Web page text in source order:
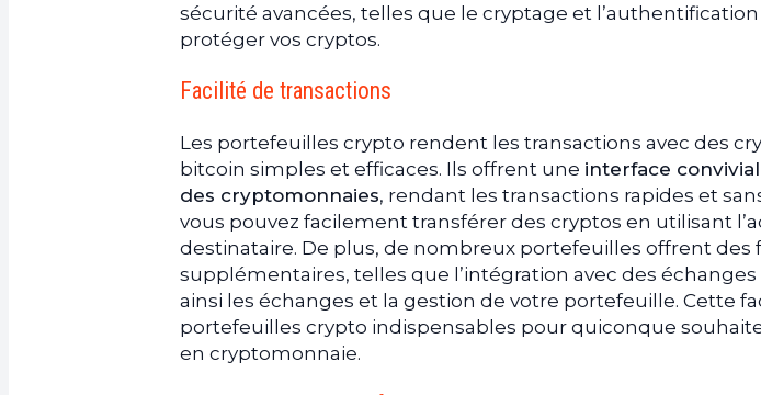
sécurité avancées, telles que le cryptage et
protéger vos cryptos.
Facilité de transactions
Les portefeuilles crypto rendent les transactions avec des
bitcoin simples et efficaces. Ils offrent une interface
des cryptomonnaies, rendant les transactions rapides et
vous pouvez facilement transférer des cryptos en utilisant
destinataire. De plus, de nombreux portefeuilles offrent des
supplémentaires, telles que l’intégration avec des échanges
ainsi les échanges et la gestion de votre portefeuille. Cette
portefeuilles crypto indispensables pour quiconque
en cryptomonnaie.